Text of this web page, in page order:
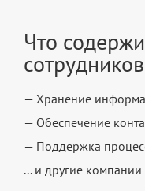
Что
— Хранение
— Обеспечение
— Поддержка
... и другие компании